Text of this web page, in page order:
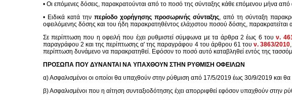
• Οι επόμενες δόσεις, παρακρατούνται από το ποσό της σύνταξης κάθε επόμενου μήνα
• Ειδικά κατά την περίοδο χορήγησης προσωρινής σύνταξης, από τη σύνταξη
οφειλόμενης δόσης και του ήδη παρακρατηθέντος ελάχιστου ποσού δόσης,
Σε περίπτωση που η οφειλή που έχει ρυθμιστεί σύμφωνα με τα άρθρα 2 έως 6 τουν.
παραγράφου 2 και της περίπτωσης α' της παραγράφου 4 του άρθρου 61 τουν. 3863/2010
περίπτωση δυνάμενο να παρακρατηθεί. Εφόσον το ποσό αυτό καταβληθεί εντός της
ΠΡΟΣΩΠΑ ΠΟΥ ΔΥΝΑΝΤΑΙ ΝΑ ΥΠΑΧΘΟΥΝ ΣΤΗΝ ΡΥΘΜΙΣΗ ΟΦΕΙΛΩΝ
α) Ασφαλισμένοι οι οποίοι θα υπαχθούν στην ρύθμιση από 17/5/2019 έως 30/9/2019 και
β) Ασφαλισμένοι που η αίτηση συνταξιοδότησης έχει απορριφθεί εφόσον υπαχθούν στην